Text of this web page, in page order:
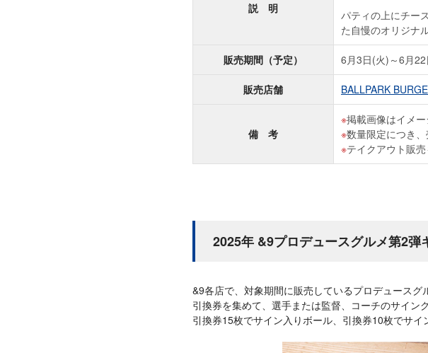
説 明
パティの上にチー
た自慢のオリジナ
販売期間（予定） 6月3日(火)～6月
販売店舗 BALLPARK
備 考
掲載画像はイメ
数量限定につき
テイクアウト販
2025年 &9プロデュースグルメ第2弾
&9各店で、対象期間に販売しているプロデュースグ
引換券を集めて、選手または監督、コーチのサイン
引換券15枚でサイン入りボール、引換券10枚でサイ